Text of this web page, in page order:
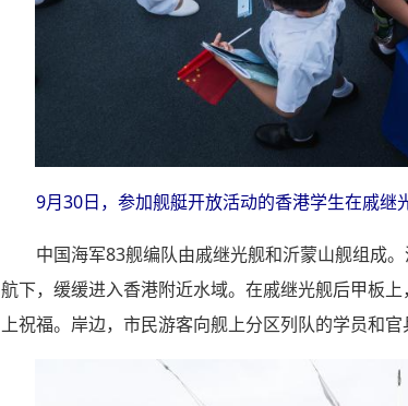
9月30日，参加舰艇开放活动的香港学生在戚
中国海军83舰编队由戚继光舰和沂蒙山舰组成
航下，缓缓进入香港附近水域。在戚继光舰后甲板
上祝福。岸边，市民游客向舰上分区列队的学员和